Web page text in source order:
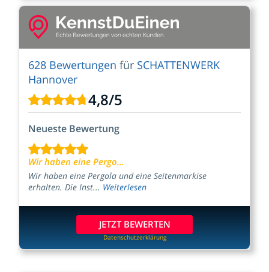
628 Bewertungen für SCHATTENWERK
Hannover
4,8/5
Neueste Bewertung
Wir haben eine Pergo...
Wir haben eine Pergola und eine Seitenmarkise
erhalten. Die Inst... Weiterlesen
JETZT BEWERTEN
Datenschutzerklärung